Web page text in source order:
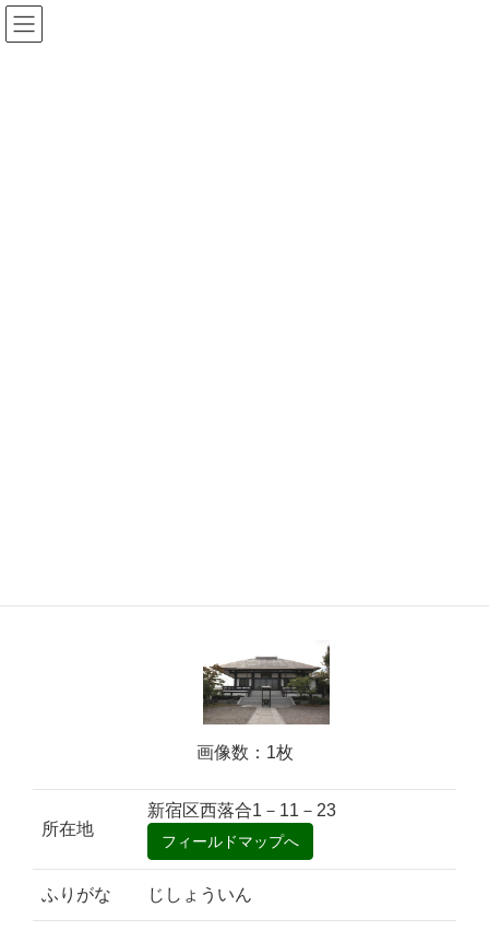
画像数：1枚
所在地
新宿区西落合1－11－23
ふりがな じしょういん